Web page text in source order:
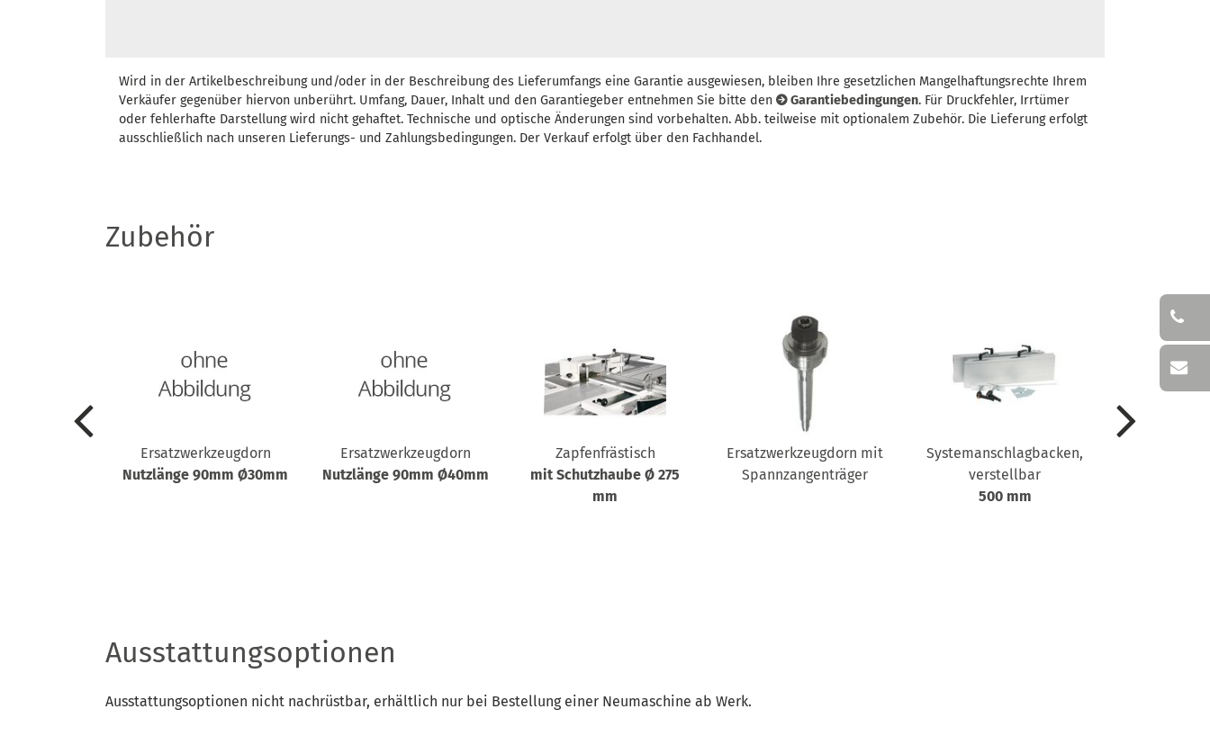
Wird in der Artikelbeschreibung und/oder in der Beschreibung des Lieferumfangs eine Garantie ausgewiesen, bleiben Ihre gesetzlichen Mangelhaftungsrechte Ihrem
Verkäufer gegenüber hiervon unberührt. Umfang, Dauer, Inhalt und den Garantiegeber entnehmen Sie bitte den
Garantiebedingungen. Für Druckfehler, Irrtümer
oder fehlerhafte Darstellung wird nicht gehaftet. Technische und optische Änderungen sind vorbehalten. Abb. teilweise mit optionalem Zubehör. Die Lieferung erfolgt
ausschließlich nach unseren Lieferungs- und Zahlungsbedingungen. Der Verkauf erfolgt über den Fachhandel.
Zubehör
Ersatzwerkzeugdorn
Nutzlänge 90mm Ø30mm
Ersatzwerkzeugdorn
Nutzlänge 90mm Ø40mm
Zapfenfrästisch
mit Schutzhaube Ø 275
mm
Ersatzwerkzeugdorn mit
Spannzangenträger
Systemanschlagbacken,
verstellbar
500 mm
Ausstattungsoptionen
Ausstattungsoptionen nicht nachrüstbar, erhältlich nur bei Bestellung einer Neumaschine ab Werk.